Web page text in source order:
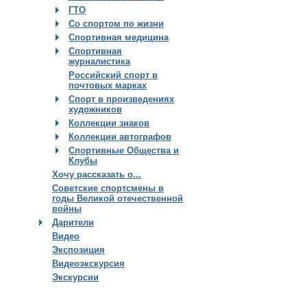
ГТО
Со спортом по жизни
Спортивная медицина
Спортивная
журналистика
Российский спорт в
почтовых марках
Спорт в произведениях
художников
Коллекции знаков
Коллекции автографов
Спортивные Общества и
Клубы
Хочу рассказать о...
Советские спортсмены в
годы Великой отечественной
войны
Дарители
Видео
Экспозиция
Видеоэкскурсия
Экскурсии